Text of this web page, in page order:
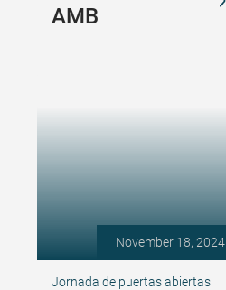
AMB
November 18, 2024
Jornada de puertas abiertas